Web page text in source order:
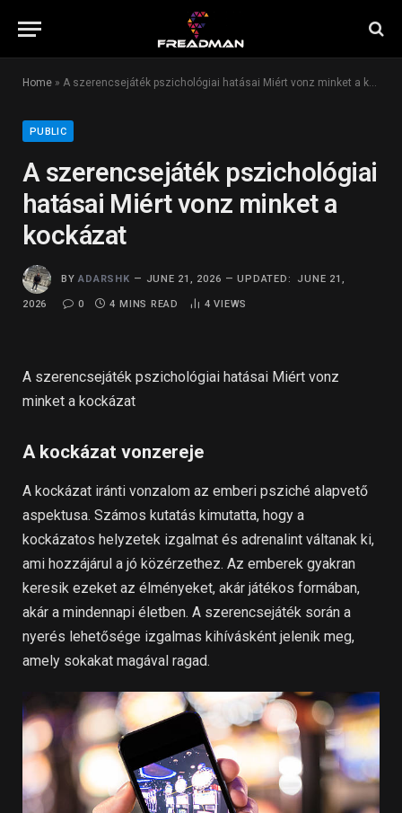
Home » A szerencsejáték pszichológiai hatásai Miért vonz minket a kockázat
PUBLIC
A szerencsejáték pszichológiai
hatásai Miért vonz minket a
kockázat
BY ADARSHK JUNE 21, 2026 UPDATED: JUNE 21,
2026 0 4 MINS READ 4VIEWS
A szerencsejáték pszichológiai hatásai Miért vonz
minket a kockázat
A kockázat vonzereje
A kockázat iránti vonzalom az emberi psziché alapvető
aspektusa. Számos kutatás kimutatta, hogy a
kockázatos helyzetek izgalmat és adrenalint váltanak ki,
ami hozzájárul a jó közérzethez. Az emberek gyakran
keresik ezeket az élményeket, akár játékos formában,
akár a mindennapi életben. A szerencsejáték során a
nyerés lehetősége izgalmas kihívásként jelenik meg,
amely sokakat magával ragad.